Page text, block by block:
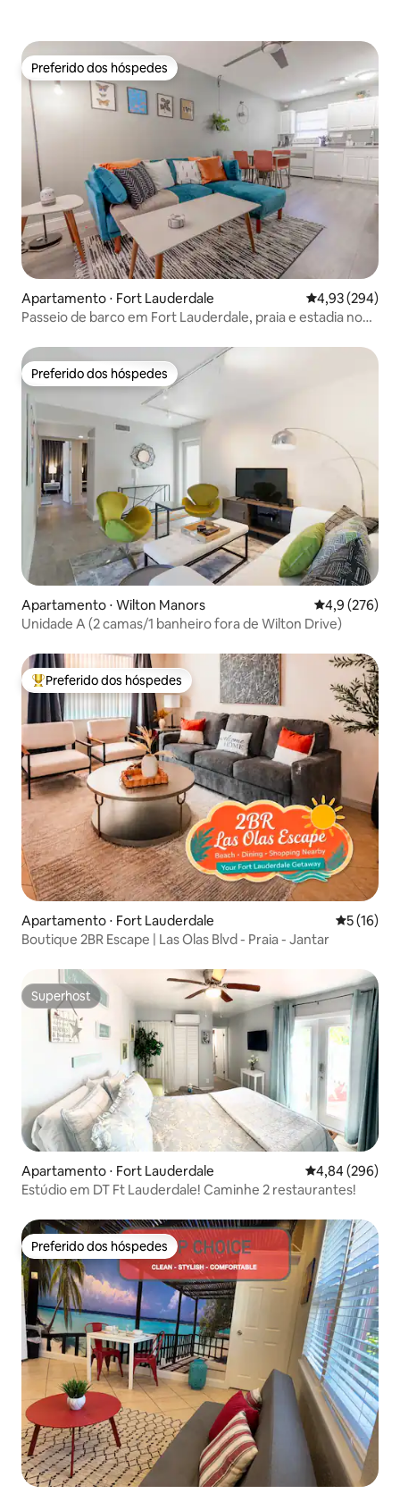
Preferido dos hóspedes
Preferido dos hóspedes
Apartamento ⋅ Fort Lauderdale 4,93 de uma
4,93 (294)
Passeio de barco em Fort Lauderdale, praia e estadia no
Preferido dos hóspedes
Preferido dos hóspedes
Apartamento ⋅ Wilton Manors 4,9 de uma
4,9 (276)
Unidade A (2 camas/1 banheiro fora de Wilton Drive)
Entre os melhores preferidos dos hóspedes
Preferido dos hóspedes
Apartamento ⋅ Fort Lauderdale 5 de uma
5 (16)
Boutique 2BR Escape | Las Olas Blvd - Praia - Jantar
Superhost
Superhost
Apartamento ⋅ Fort Lauderdale 4,84 de uma
4,84 (296)
Estúdio em DT Ft Lauderdale! Caminhe 2 restaurantes!
Preferido dos hóspedes
Preferido dos hóspedes